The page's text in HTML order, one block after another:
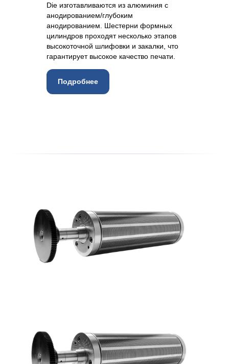
Die изготавливаются из алюминия с
анодированием/глубоким
анодированием. Шестерни формных
цилиндров проходят несколько этапов
высокоточной шлифовки и закалки, что
гарантирует высокое качество печати.
Подробнее